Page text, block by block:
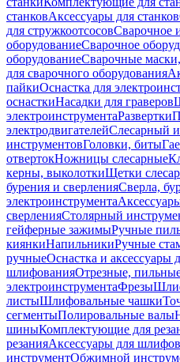
станковАксессуары для станков
для стружкоотсосовСварочное
оборудованиеСварочное
оборудованиеСварочные
для сварочного оборудования
пайкиОснастка для
оснасткиНасадки для граверов
электроинструментаРазвертки
электродвигателейСлесарный
инструментовГоловки, биты
отвертокНожницы слесарные
керны, выколоткиЩетки
бурения и сверленияСверла,
электроинструмента
сверленияСтолярный
гейферные зажимыРучные
киянкиНапильникиРучные
ручныеОснастка и аксессуары
шлифованияОтрезные,
электроинструментаФрезы
листыШлифовальные чашки
сегментыПолировальные валы
шиныКомплектующие для
резанияАксессуары для
инструментОбжимной